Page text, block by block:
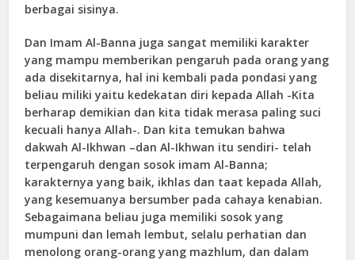
berbagai sisinya.
Dan Imam Al-Banna juga sangat memiliki karakter
yang mampu memberikan pengaruh pada orang yang
ada disekitarnya, hal ini kembali pada pondasi yang
beliau miliki yaitu kedekatan diri kepada Allah -Kita
berharap demikian dan kita tidak merasa paling suci
kecuali hanya Allah-. Dan kita temukan bahwa
dakwah Al-Ikhwan –dan Al-Ikhwan itu sendiri- telah
terpengaruh dengan sosok imam Al-Banna;
karakternya yang baik, ikhlas dan taat kepada Allah,
yang kesemuanya bersumber pada cahaya kenabian.
Sebagaimana beliau juga memiliki sosok yang
mumpuni dan lemah lembut, selalu perhatian dan
menolong orang-orang yang mazhlum, dan dalam